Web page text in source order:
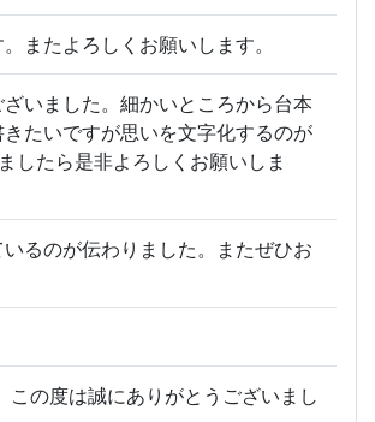
またよろしくお願いします。
いました。細かいところから台本
たいですが思いを文字化するのが
したら是非よろしくお願いしま
るのが伝わりました。またぜひお
の度は誠にありがとうございまし